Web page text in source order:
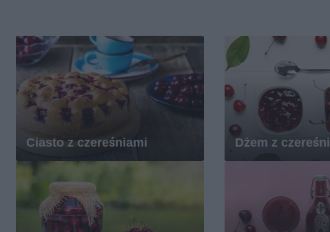
Ciasto z czereśniami Dżem z czereśni